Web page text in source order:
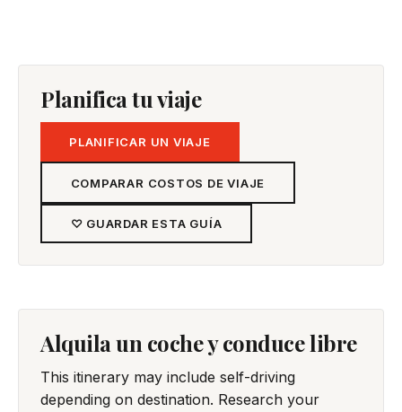
Planifica tu viaje
PLANIFICAR UN VIAJE
COMPARAR COSTOS DE VIAJE
♡ GUARDAR ESTA GUÍA
Alquila un coche y conduce libre
This itinerary may include self-driving
depending on destination. Research your